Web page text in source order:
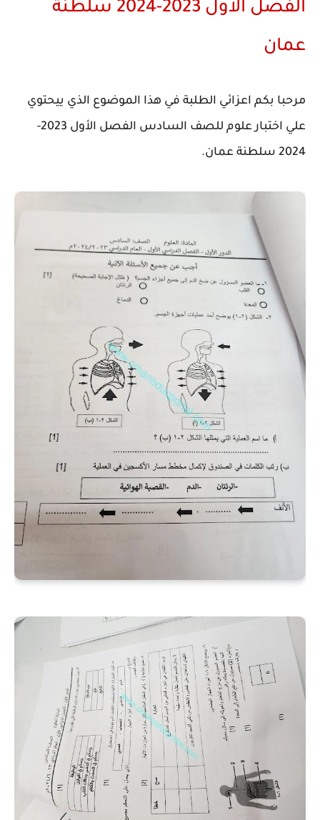
الفصل الأول 2023-2024 سلطنة
عمان
مرحبا بكم اعزائي الطلبة في هذا الموضوع الذي ييحتوي
علي اختبار علوم للصف السادس الفصل الأول 2023-
2024 سلطنة عمان.